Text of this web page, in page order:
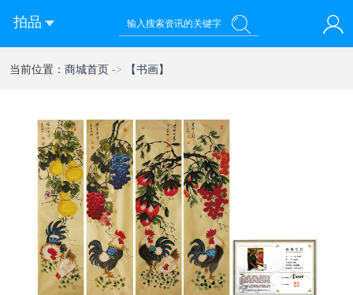
拍品
您好！欢迎来到 乾禧国际拍卖有限公司
当前位置： 商城首页 -> 【书画】